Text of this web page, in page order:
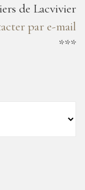
de Lacvivier
par e-mail
***